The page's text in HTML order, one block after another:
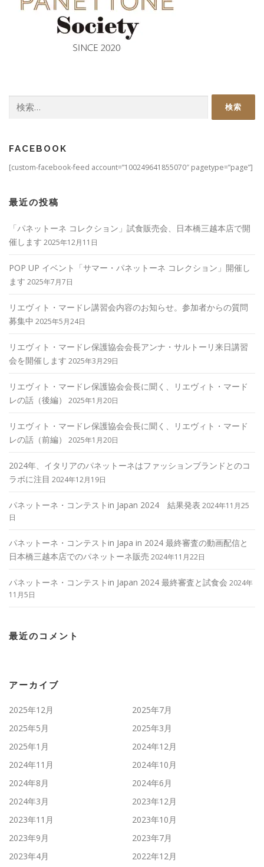
索:
FACEBOOK
[custom-facebook-feed account=”100249641855070″ pagetype=”page”]
最近の投稿
「パネットーネ コレクション」試食販売会、日本橋三越本店で開
催します 2025年12月11日
POP UP イベント「サマー・パネットーネ コレクション」開催し
ます 2025年7月7日
リエヴィト・マードレ講習会内容のお知らせ。参加者からの質問
募集中 2025年5月24日
リエヴィト・マードレ保護協会会長アンナ・サルトーリ来日講習
会を開催します 2025年3月29日
リエヴィト・マードレ保護協会会長に聞く、リエヴィト・マード
レの話（後編）
2025年1月20日
リエヴィト・マードレ保護協会会長に聞く、リエヴィト・マード
レの話（前編）
2025年1月20日
2024年、イタリアのパネットーネはファッションブランドとのコ
ラボに注目 2024年12月19日
パネットーネ・コンテストin Japan 2024 結果発表 2024年11月25
日
パネットーネ・コンテストin Japa in 2024 最終審査の動画配信と
日本橋三越本店でのパネットーネ販売 2024年11月22日
パネットーネ・コンテストin Japan 2024 最終審査と試食会 2024年
11月5日
最近のコメント
アーカイブ
2025年12月
2025年7月
2025年5月
2025年3月
2025年1月
2024年12月
2024年11月
2024年10月
2024年8月
2024年6月
2024年3月
2023年12月
2023年11月
2023年10月
2023年9月
2023年7月
2023年4月
2022年12月